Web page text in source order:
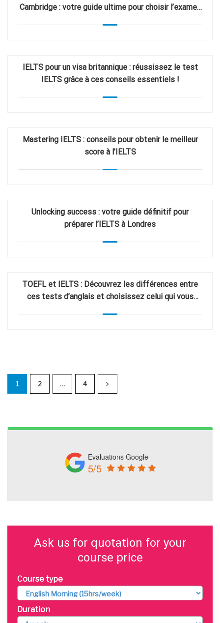
Cambridge : votre guide ultime pour choisir l’examen
IELTS pour un visa britannique : réussissez le test
IELTS grâce à ces conseils essentiels !
Mastering IELTS : conseils pour obtenir le meilleur
score à l’IELTS
Unlocking success : votre guide définitif pour
préparer l’IELTS à Londres
TOEFL et IELTS : Découvrez les différences entre
ces tests d’anglais et choisissez celui qui vous
1 2 … 4
Evaluations Google
5/5
Ask us for quotation for your
course price
Course type
Duration